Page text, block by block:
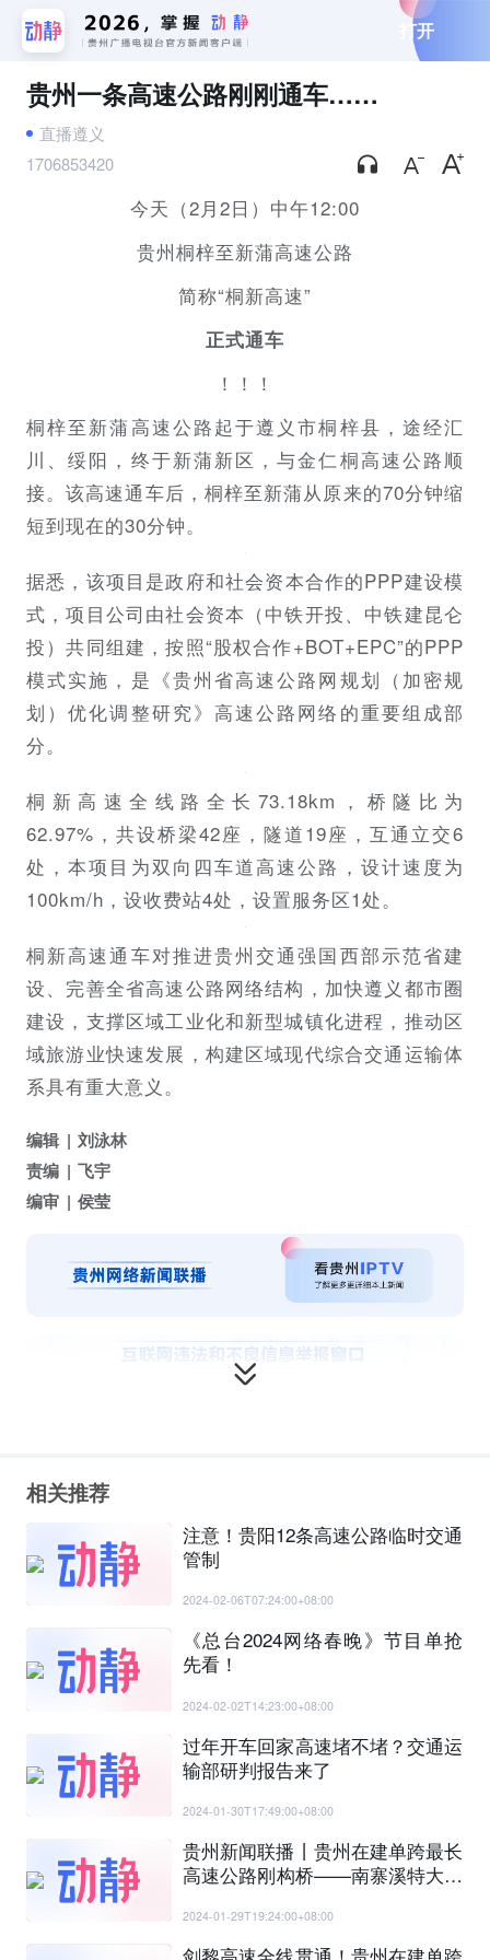
打开
贵州一条高速公路刚刚通车……
直播遵义
1706853420
今天（2月2日）中午12:00
贵州桐梓至新蒲高速公路
简称“桐新高速”
正式通车
！！！
桐梓至新蒲高速公路起于遵义市桐梓县，途经汇
川、绥阳，终于新蒲新区，与金仁桐高速公路顺
接。该高速通车后，桐梓至新蒲从原来的70分钟缩
短到现在的30分钟。
据悉，该项目是政府和社会资本合作的PPP建设模
式，项目公司由社会资本（中铁开投、中铁建昆仑
投）共同组建，按照“股权合作+BOT+EPC”的PPP
模式实施，是《贵州省高速公路网规划（加密规
划）优化调整研究》高速公路网络的重要组成部
分。
桐新高速全线路全长73.18km，桥隧比为
62.97%，共设桥梁42座，隧道19座，互通立交6
处，本项目为双向四车道高速公路，设计速度为
100km/h，设收费站4处，设置服务区1处。
桐新高速通车对推进贵州交通强国西部示范省建
设、完善全省高速公路网络结构，加快遵义都市圈
建设，支撑区域工业化和新型城镇化进程，推动区
域旅游业快速发展，构建区域现代综合交通运输体
系具有重大意义。
编辑
刘泳林
责编
飞宇
编审
侯莹
相关推荐
注意！贵阳12条高速公路临时交通
管制
2024-02-06T07:24:00+08:00
《总台2024网络春晚》节目单抢
先看！
2024-02-02T14:23:00+08:00
过年开车回家高速堵不堵？交通运
输部研判报告来了
2024-01-30T17:49:00+08:00
贵州新闻联播丨贵州在建单跨最长
高速公路刚构桥——南寨溪特大桥
2024-01-29T19:24:00+08:00